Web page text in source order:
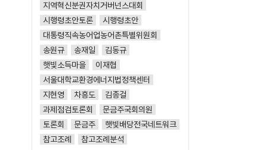
지역혁신분권자치거버넌스대회
시행령초안토론
시행령초안
대통령직속농어업농어촌특별위원회
송원규
송재일
김동규
햇빛소득마을
이재협
서울대학교환경에너지법정책센터
지현영
차흥도
김종걸
과제점검토론회
문금주국회의원
토론회
문금주
햇빛배당전국네트워크
참고조례
참고조례분석